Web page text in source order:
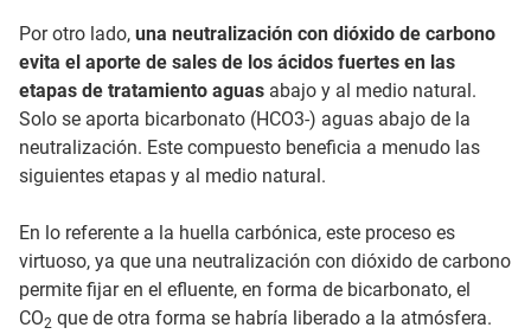
Por otro lado, una neutralización con dióxido de carbono
evita el aporte de sales de los ácidos fuertes en las
etapas de tratamiento aguas abajo y al medio natural.
Solo se aporta bicarbonato (HCO3-) aguas abajo de la
neutralización. Este compuesto beneficia a menudo las
siguientes etapas y al medio natural.
En lo referente a la huella carbónica, este proceso es
virtuoso, ya que una neutralización con dióxido de carbono
permite fijar en el efluente, en forma de bicarbonato, el
CO2 que de otra forma se habría liberado a la atmósfera.